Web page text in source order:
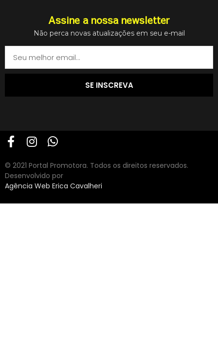
Assine a nossa newsletter
Não perca novas atualizações em seu e-mail
SE INSCREVA
© 2021 Portal Promotora. Todos os direitos reservados.
Desenvolvido por
Agência Web Erica Cavalheri